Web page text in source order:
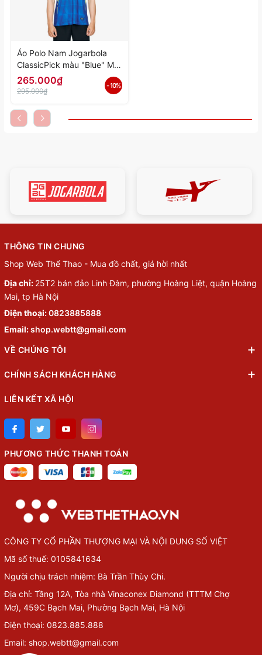
Áo Polo Nam Jogarbola
ClassicPick màu "Blue" MJ-
A4072-01 - Hàng Chính
Hãng
265.000₫
295.000₫
- 10%
THÔNG TIN CHUNG
Shop Web Thể Thao - Mua đồ chất, giá hời nhất
Địa chỉ: 25T2 bán đảo Linh Đàm, phường Hoàng Liệt, quận Hoàng
Mai, tp Hà Nội
Điện thoại:0823885888
Email:shop.webtt@gmail.com
VỀ CHÚNG TÔI
CHÍNH SÁCH KHÁCH HÀNG
LIÊN KẾT XÃ HỘI
PHƯƠNG THỨC THANH TOÁN
CÔNG TY CỔ PHẦN THƯỢNG MẠI VÀ NỘI DUNG SỐ VIỆT
Mã số thuế: 0105841634
Người chịu trách nhiệm: Bà Trần Thùy Chi.
Địa chỉ: Tầng 12A, Tòa nhà Vinaconex Diamond (TTTM Chợ
Mơ), 459C Bạch Mai, Phường Bạch Mai, Hà Nội
Điện thoại: 0823.885.888
Email: shop.webtt@gmail.com